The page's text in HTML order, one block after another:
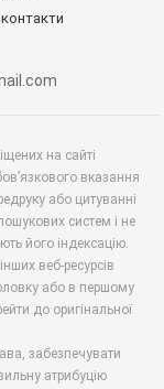
на сайті
вказання
або цитуванні
систем і не
його індексацію.
веб-ресурсів
або в першому
до оригінальної
забезпечувати
атрибуцію